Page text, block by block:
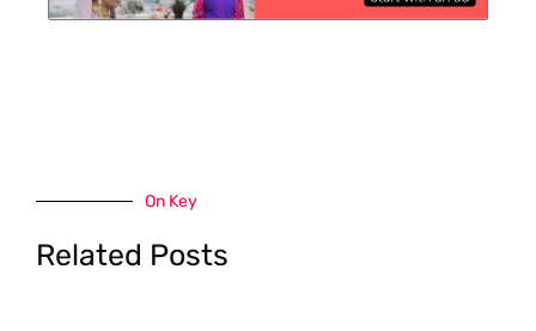
On Key
Related Posts